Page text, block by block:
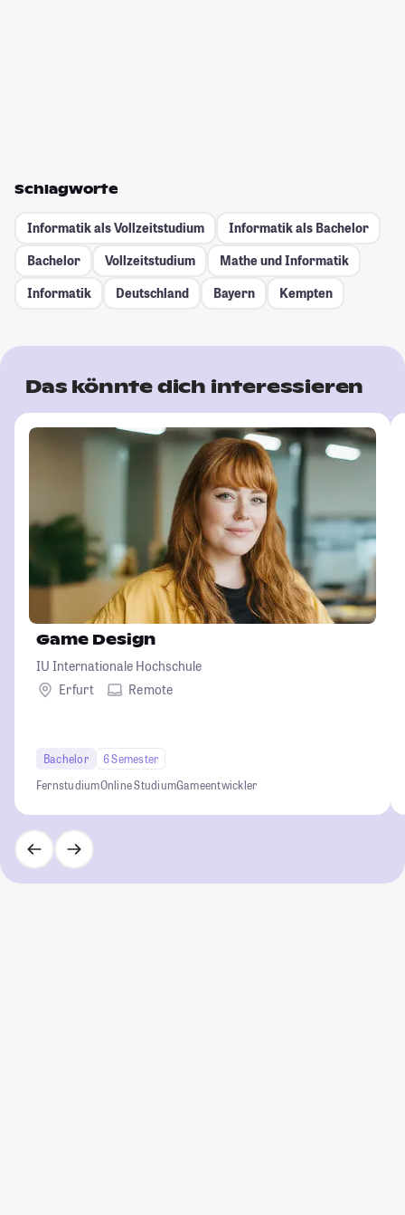
Schlagworte
Informatik als Vollzeitstudium
Informatik als Bachelor
Bachelor
Vollzeitstudium
Mathe und Informatik
Informatik
Deutschland Bayern Kempten
Das könnte dich interessieren
Game Design
IU Internationale Hochschule
Erfurt
Remote
Bachelor
6 Semester
FernstudiumOnline StudiumGameentwickler